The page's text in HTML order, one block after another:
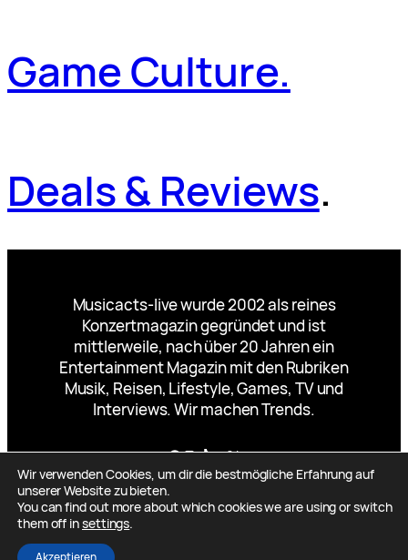
Game Culture.
Deals & Reviews.
Musicacts-live wurde 2002 als reines
Konzertmagazin gegründet und ist
mittlerweile, nach über 20 Jahren ein
Entertainment Magazin mit den Rubriken
Musik, Reisen, Lifestyle, Games, TV und
Interviews. Wir machen Trends.
Facebook
Instagram
TikTok
YouTube
X
Designed by
Wir verwenden Cookies, um dir die bestmögliche Erfahrung auf
unserer Website zu bieten.
You can find out more about which cookies we are using or switch
them off insettings.
Akzeptieren